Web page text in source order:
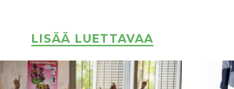
LISÄÄ LUETTAVAA